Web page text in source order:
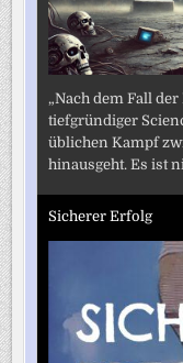
„Nach dem Fall
tiefgründiger
üblichen Kampf
hinausgeht. Es ist
Sicherer Erfolg